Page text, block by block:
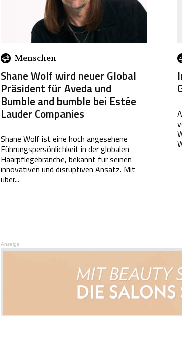
Menschen
Shane Wolf wird neuer Global
Präsident für Aveda und
Bumble and bumble bei Estée
Lauder Companies
Shane Wolf ist eine hoch angesehene
Führungspersönlichkeit in der globalen
Haarpflegebranche, bekannt für seinen
innovativen und disruptiven Ansatz. Mit
über...
Anzeige